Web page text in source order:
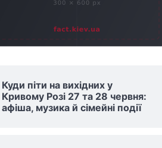
Куди піти на вихідних у
Кривому Розі 27 та 28 червня:
афіша, музика й сімейні події